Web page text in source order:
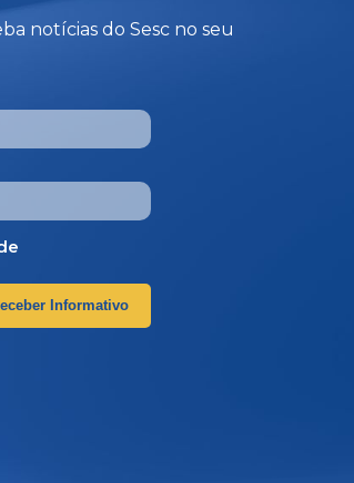
notícias do Sesc no seu
Informativo